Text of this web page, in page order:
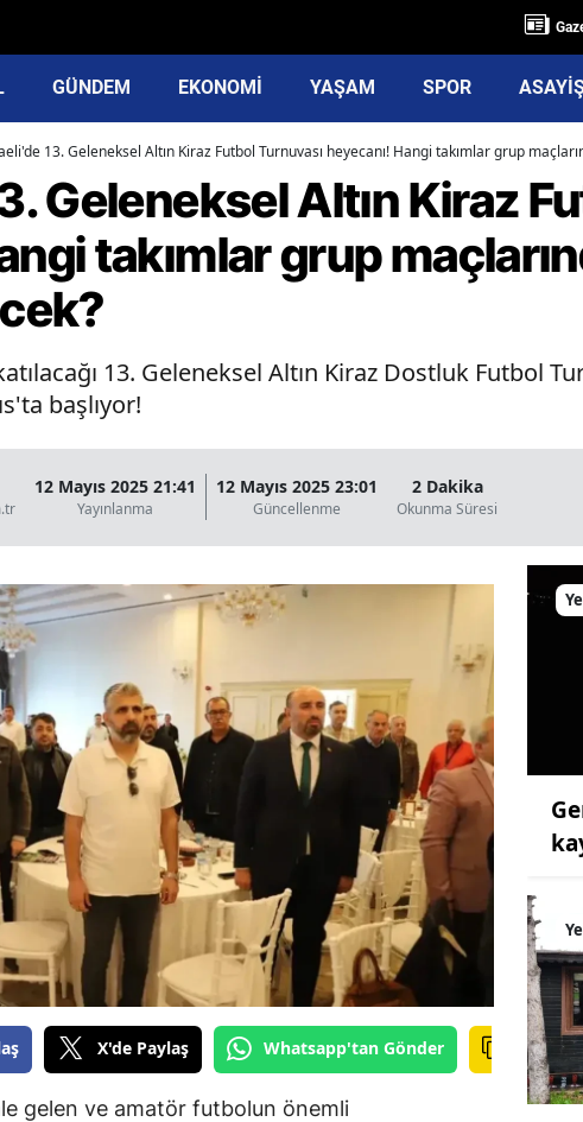
GÜNDEM EKONOMİ YAŞAM SPOR
13. Geleneksel Altın Kiraz Futbol Turnuvası heyecanı! Hangi takımlar grup
Geleneksel Altın Kiraz
takımlar grup
13. Geleneksel Altın Kiraz Dostluk Futbol
başlıyor!
12 Mayıs 2025 21:41
Yayınlanma
12 Mayıs 2025 23:01
Güncellenme
2 Dakika
Okunma Süresi
X'de Paylaş Whatsapp'tan Gönder
gelen ve amatör futbolun önemli